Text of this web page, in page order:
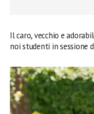
Il caro, vecchio e
noi studenti in sessione